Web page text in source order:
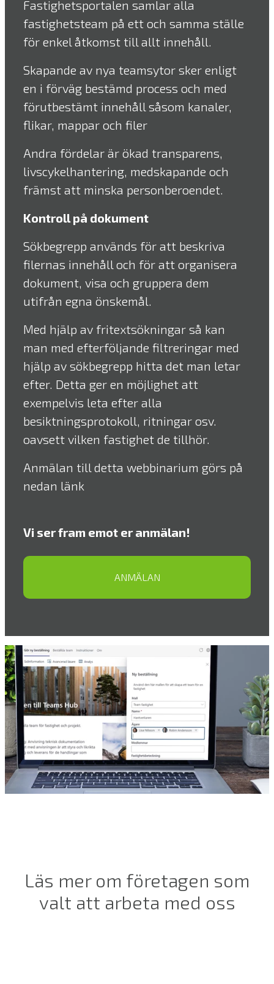
Fastighetsportalen samlar alla
fastighetsteam på ett och samma ställe
för enkel åtkomst till allt innehåll.
Skapande av nya teamsytor sker enligt
en i förväg bestämd process och med
förutbestämt innehåll såsom kanaler,
flikar, mappar och filer
Andra fördelar är ökad transparens,
livscykelhantering, medskapande och
främst att minska personberoendet.
Kontroll på dokument
Sökbegrepp används för att beskriva
filernas innehåll och för att organisera
dokument, visa och gruppera dem
utifrån egna önskemål.
Med hjälp av fritextsökningar så kan
man med efterföljande filtreringar med
hjälp av sökbegrepp hitta det man letar
efter. Detta ger en möjlighet att
exempelvis leta efter alla
besiktningsprotokoll, ritningar osv.
oavsett vilken fastighet de tillhör.
Anmälan till detta webbinarium görs på
nedan länk
Vi ser fram emot er anmälan!
ANMÄLAN
Läs mer om företagen som
valt att arbeta med oss